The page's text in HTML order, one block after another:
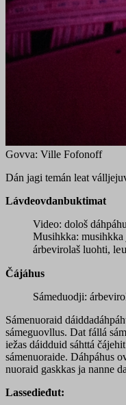
Govva: Ville Fofonoff
Dán jagi temán leat
Lávdeovdanbuktimat
Video: dološ
Musihkka: musihkka
árbevirolaš luohti, l
Čájáhus
Sámeduodji:
Sámenuoraid
sámeguovllus. Dat fállá
iežas dáidduid sáhttá
sámenuoraide. Dáhpáhus
nuoraid gaskkas ja nanne
Lassedieđut: